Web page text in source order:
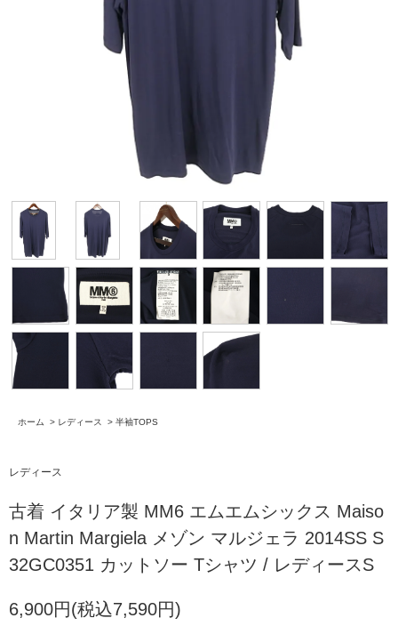
ホーム > レディース > 半袖TOPS
レディース
古着 イタリア製 MM6 エムエムシックス Maiso
n Martin Margiela メゾン マルジェラ 2014SS S
32GC0351 カットソー Tシャツ / レディースS
6,900円(税込7,590円)